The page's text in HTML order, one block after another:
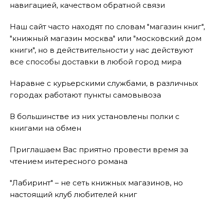
навигацией, качеством обратной связи
Наш сайт часто находят по словам "магазин книг",
"книжный магазин москва" или "московский дом
книги", но в действительности у нас действуют
все способы доставки в любой город мира
Наравне с курьерскими службами, в различных
городах работают пункты самовывоза
В большинстве из них установлены полки с
книгами на обмен
Приглашаем Вас приятно провести время за
чтением интересного романа
"Лабиринт" – не сеть книжных магазинов, но
настоящий клуб любителей книг